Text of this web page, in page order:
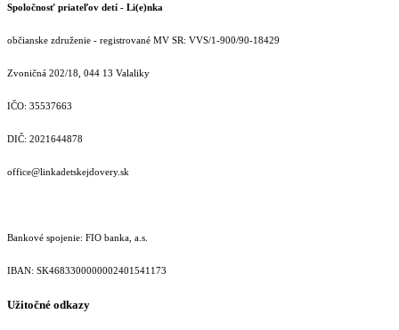
Spoločnosť priateľov detí - Li(e)nka
občianske združenie - registrované MV SR: VVS/1-900/90-18429
Zvoničná 202/18, 044 13 Valaliky
IČO: 35537663
DIČ: 2021644878
office@linkadetskejdovery.sk
Bankové spojenie: FIO banka, a.s.
IBAN: SK46833000000­02401541173
Užitočné odkazy